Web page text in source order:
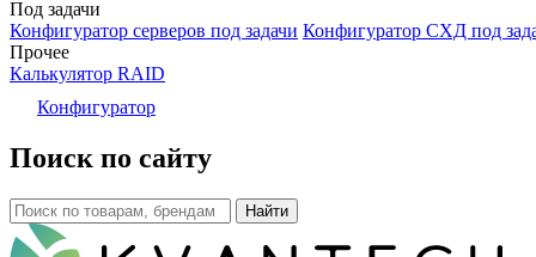
Под задачи
Конфигуратор серверов под задачи Конфигуратор СХД под
Прочее
Калькулятор RAID
Конфигуратор
Поиск по сайту